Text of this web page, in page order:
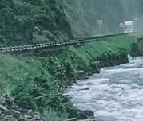
Kontakt
Login